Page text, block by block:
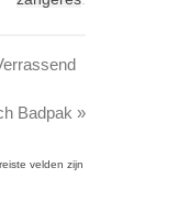
Badpak »
velden zijn